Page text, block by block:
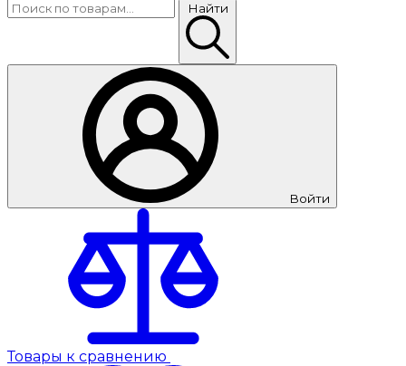
Найти
Войти
Товары к сравнению